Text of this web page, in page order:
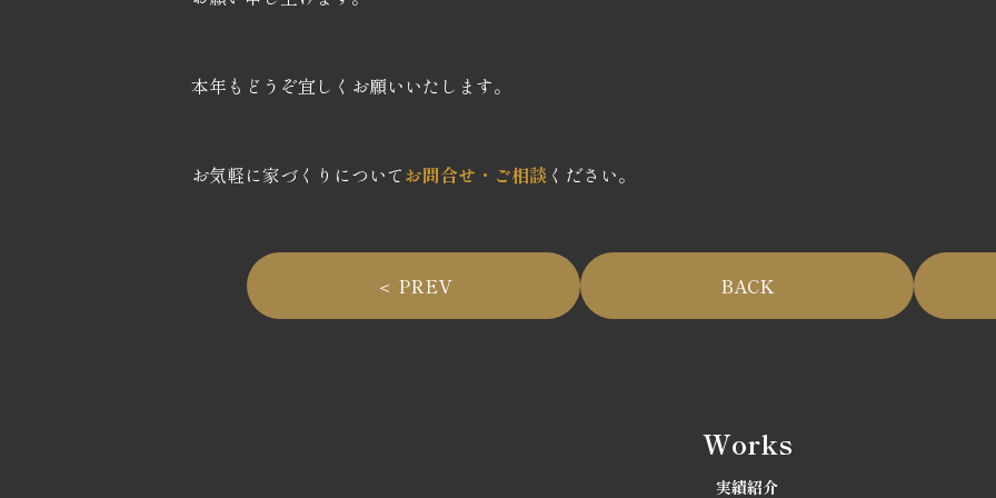
本年もどうぞ宜しくお願いいたします。
お気軽に家づくりについてお問合せ・ご相談 ください。
＜ PREV BACK
Works
実績紹介